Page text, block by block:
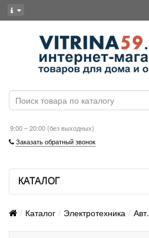
9:00 – 20:00 (без выходных)
Заказать обратный звонок
КАТАЛОГ
Каталог Электротехника